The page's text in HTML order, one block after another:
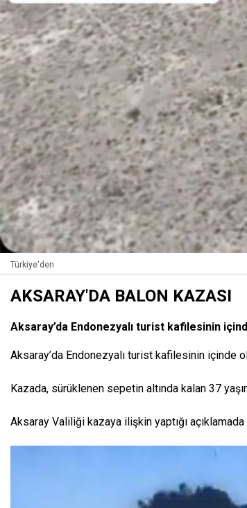
Türkiye'den
AKSARAY'DA BALON KAZASI
Aksaray’da Endonezyalı turist kafilesinin
Aksaray’da Endonezyalı turist kafilesinin içinde
Kazada, sürüklenen sepetin altında kalan 37
Aksaray Valiliği kazaya ilişkin yaptığı